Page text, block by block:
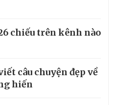
chiếu trên kênh nào
câu chuyện đẹp về
hiến